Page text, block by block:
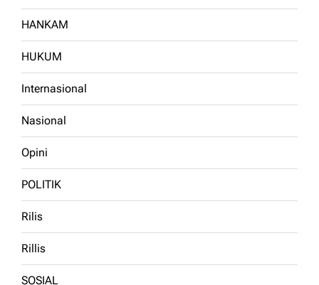
HANKAM
HUKUM
Internasional
Nasional
Opini
POLITIK
Rilis
Rillis
SOSIAL